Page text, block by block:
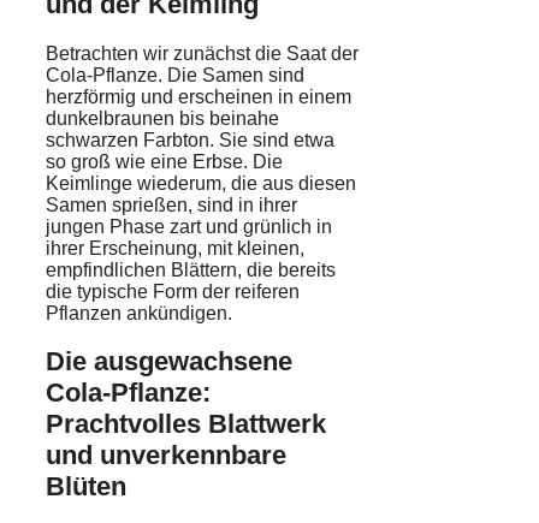
Betrachten wir zunächst die Saat der
Cola-Pflanze. Die Samen sind
herzförmig und erscheinen in einem
dunkelbraunen bis beinahe
schwarzen Farbton. Sie sind etwa
so groß wie eine Erbse. Die
Keimlinge wiederum, die aus diesen
Samen sprießen, sind in ihrer
jungen Phase zart und grünlich in
ihrer Erscheinung, mit kleinen,
empfindlichen Blättern, die bereits
die typische Form der reiferen
Pflanzen ankündigen.
Die ausgewachsene
Cola-Pflanze:
Prachtvolles Blattwerk
und unverkennbare
Blüten